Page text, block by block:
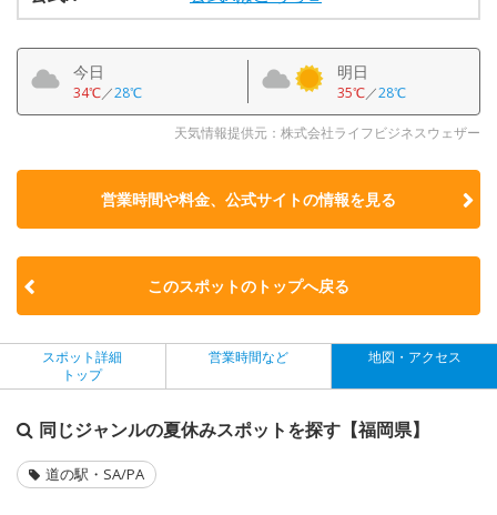
今日
34℃／28℃
明日
35℃／28℃
天気情報提供元：株式会社ライフビジネスウェザー
営業時間や料金、公式サイトの情報を見る
このスポットのトップへ戻る
スポット詳細
トップ
営業時間など 地図・アクセス
同じジャンルの夏休みスポットを探す【福岡県】
道の駅・SA/PA